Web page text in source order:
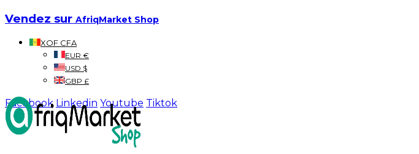
Vendez sur AfriqMarket Shop
XOF CFA
EUR €
USD $
GBP £
Facebook Linkedin Youtube Tiktok